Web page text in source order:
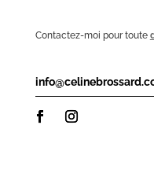
Contactez-moi pour toute